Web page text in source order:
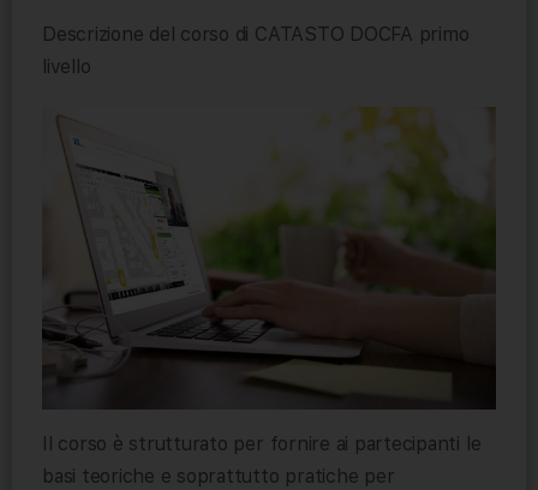
Descrizione del corso di CATASTO DOCFA primo
livello
Il corso è strutturato per fornire ai partecipanti le
basi teoriche e soprattutto pratiche per